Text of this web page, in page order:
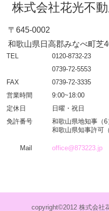
株式会社花光不
〒645-0002
和歌山県日高郡みなべ町芝
TEL
0120-8732-23
0739-72-5553
FAX
0739-72-3335
営業時間
9:00~18:00
定休日
日曜・祝日
免許番号
和歌山県地知事（6
和歌山県知事許可
Mail office@873223.jp
copyright©2012 株式会社